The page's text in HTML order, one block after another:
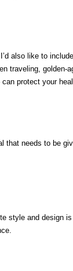
also like to
traveling, golden-
protect your
that needs to be
style and design